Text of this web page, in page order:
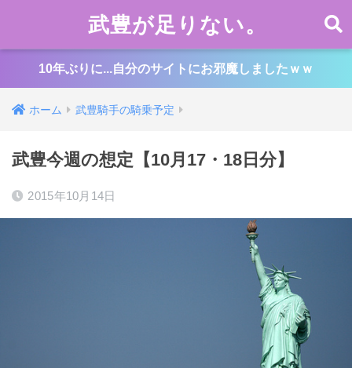
武豊が足りない。
10年ぶりに...自分のサイトにお邪魔しましたｗｗ
ホーム 武豊騎手の騎乗予定
武豊今週の想定【10月17・18日分】
2015年10月14日